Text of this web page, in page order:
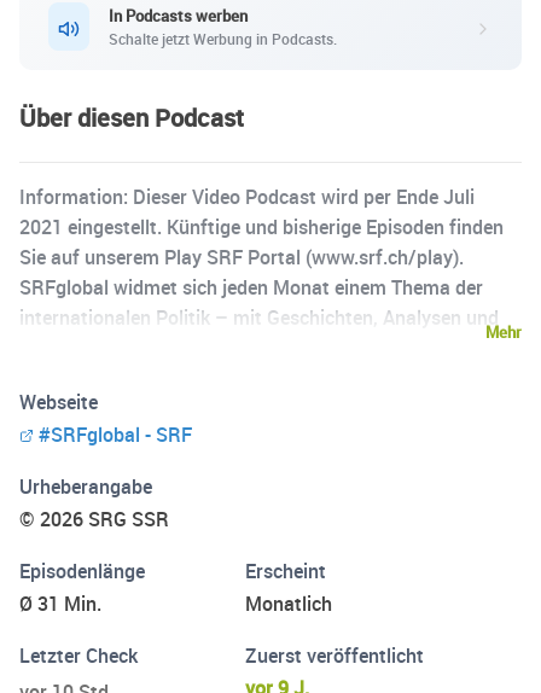
In Podcasts werben
Schalte jetzt Werbung in Podcasts.
Über diesen Podcast
Information: Dieser Video Podcast wird per Ende Juli
2021 eingestellt. Künftige und bisherige Episoden finden
Sie auf unserem Play SRF Portal (www.srf.ch/play).
SRFglobal widmet sich jeden Monat einem Thema der
internationalen Politik – mit Geschichten, Analysen und
Mehr
Webseite
#SRFglobal - SRF
Urheberangabe
© 2026 SRG SSR
Episodenlänge
Ø 31 Min.
Erscheint
Monatlich
Letzter Check
Zuerst veröffentlicht